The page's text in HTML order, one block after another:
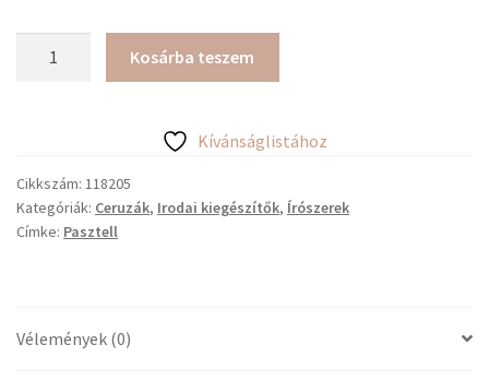
türkíz
mennyiség
Kosárba teszem
Kívánságlistához
Cikkszám: 118205
Kategóriák: Ceruzák, Irodai kiegészítők, Írószerek
Címke: Pasztell
Vélemények (0)